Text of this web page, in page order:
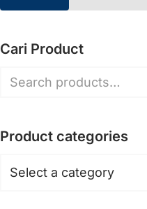
Cari Product
Product categories